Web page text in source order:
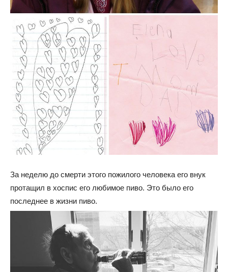
За неделю до смерти этого пожилого человека его внук
протащил в хоспис его любимое пиво. Это было его
последнее в жизни пиво.